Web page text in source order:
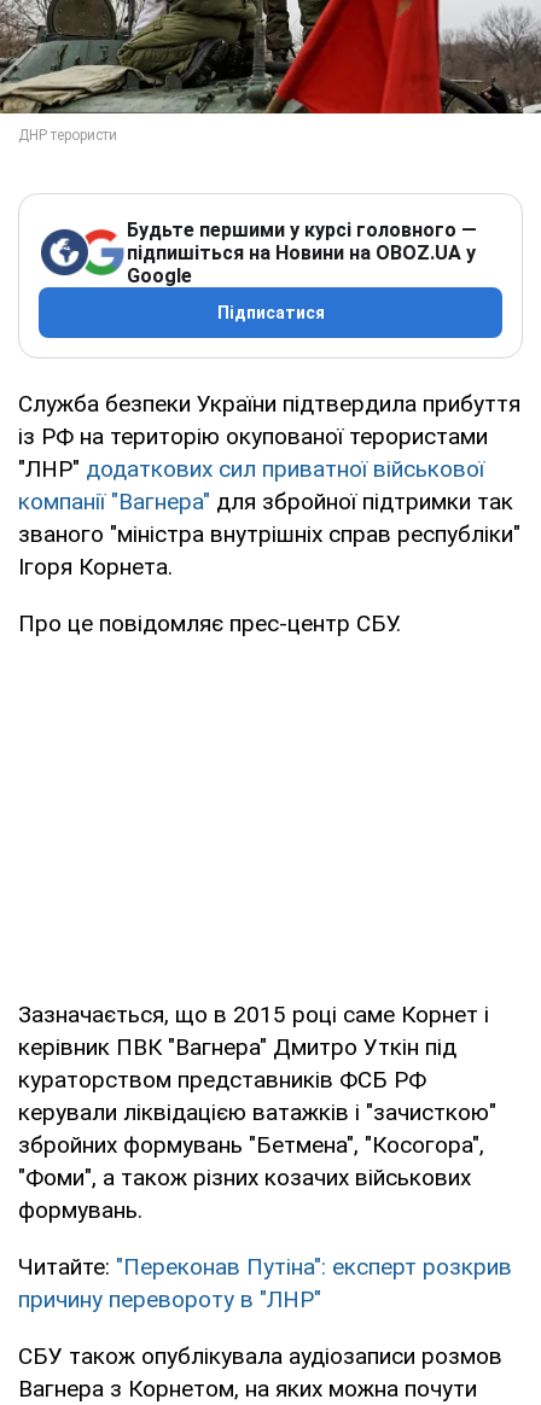
Будьте першими у курсі головного —
підпишіться на Новини на OBOZ.UA у
Google
Підписатися
Служба безпеки України підтвердила прибуття
із РФ на територію окупованої терористами
"ЛНР" додаткових сил приватної військової
компанії "Вагнера" для збройної підтримки так
званого "міністра внутрішніх справ республіки"
Ігоря Корнета.
Про це повідомляє прес-центр СБУ.
Зазначається, що в 2015 році саме Корнет і
керівник ПВК "Вагнера" ​​Дмитро Уткін під
кураторством представників ФСБ РФ
керували ліквідацією ватажків і "зачисткою"
збройних формувань "Бетмена", "Косогора",
"Фоми", а також різних козачих військових
формувань.
Читайте: "Переконав Путіна": експерт розкрив
причину перевороту в "ЛНР"
СБУ також опублікувала аудіозаписи розмов
Вагнера з Корнетом, на яких можна почути